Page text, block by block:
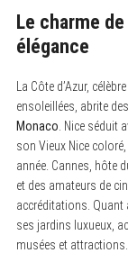
Le charme
élégance
La Côte d’Azur,
ensoleillées, abrite
Monaco . Nice séduit
son Vieux Nice
année. Cannes, hôte
et des amateurs de
accréditations. Quant
ses jardins luxueux,
musées et attractions.